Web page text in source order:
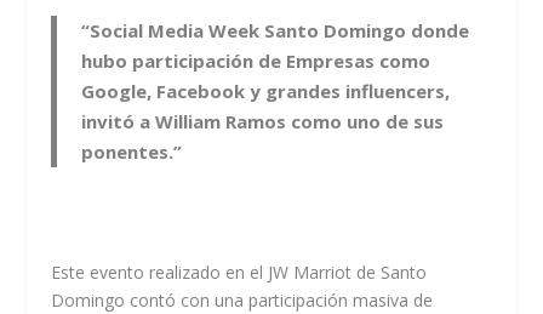
“Social Media Week Santo Domingo donde
hubo participación de Empresas como
Google, Facebook y grandes influencers,
invitó a William Ramos como uno de sus
ponentes.”
Este evento realizado en el JW Marriot de Santo
Domingo contó con una participación masiva de